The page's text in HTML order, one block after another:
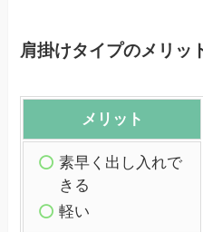
肩掛けタイプのメリッ
メリット
素早く出し入れで
きる
軽い